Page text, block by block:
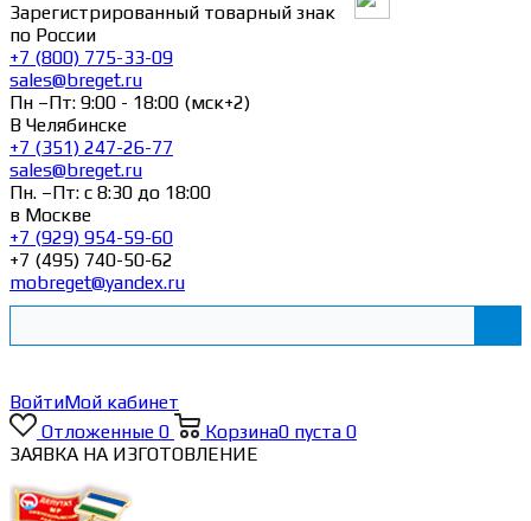
Зарегистрированный товарный знак
по России
+7 (800) 775-33-09
sales@breget.ru
Пн –Пт: 9:00 - 18:00 (мск+2)
В Челябинске
+7 (351) 247-26-77
sales@breget.ru
Пн. –Пт: с 8:30 до 18:00
в Москве
+7 (929) 954-59-60
+7 (495) 740-50-62
mobreget@yandex.ru
ВойтиМой кабинет
Отложенные 0 Корзина0 пуста 0
ЗАЯВКА НА ИЗГОТОВЛЕНИЕ